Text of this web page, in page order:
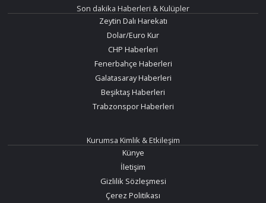
Son dakika Haberleri & Kulüpler
Zeytin Dalı Harekatı
Dolar/Euro Kur
CHP Haberleri
Fenerbahçe Haberleri
Galatasaray Haberleri
Beşiktaş Haberleri
Trabzonspor Haberleri
Kurumsa Kimlik & Etkileşim
Künye
İletişim
Gizlilik Sözleşmesi
Çerez Politikası